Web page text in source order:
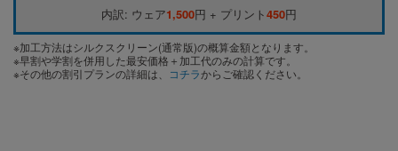
内訳: ウェア1,500円 + プリント450円
※加工方法はシルクスクリーン(通常版)の概算金額となります。
※早割や学割を併用した最安価格＋加工代のみの計算です。
※その他の割引プランの詳細は、
コチラからご確認ください。